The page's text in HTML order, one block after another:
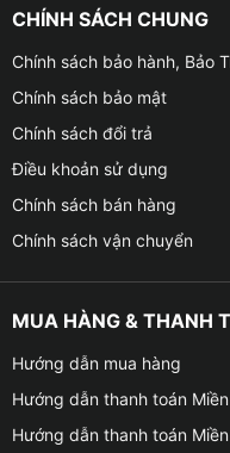
CHÍNH SÁCH CHUNG
Chính sách bảo hành, Bảo
Chính sách bảo mật
Chính sách đổi trả
Điều khoản sử dụng
Chính sách bán hàng
Chính sách vận chuyển
MUA HÀNG & THANH
Hướng dẫn mua hàng
Hướng dẫn thanh toán
Hướng dẫn thanh toán